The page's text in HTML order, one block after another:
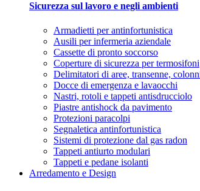
Sicurezza sul lavoro e negli ambienti
Armadietti per antinfortunistica
Ausili per infermeria aziendale
Cassette di pronto soccorso
Coperture di sicurezza per termosifoni
Delimitatori di aree, transenne,
Docce di emergenza e lavaocchi
Nastri, rotoli e tappeti antisdrucciolo
Piastre antishock da pavimento
Protezioni paracolpi
Segnaletica antinfortunistica
Sistemi di protezione dal gas radon
Tappeti antiurto modulari
Tappeti e pedane isolanti
Arredamento e Design